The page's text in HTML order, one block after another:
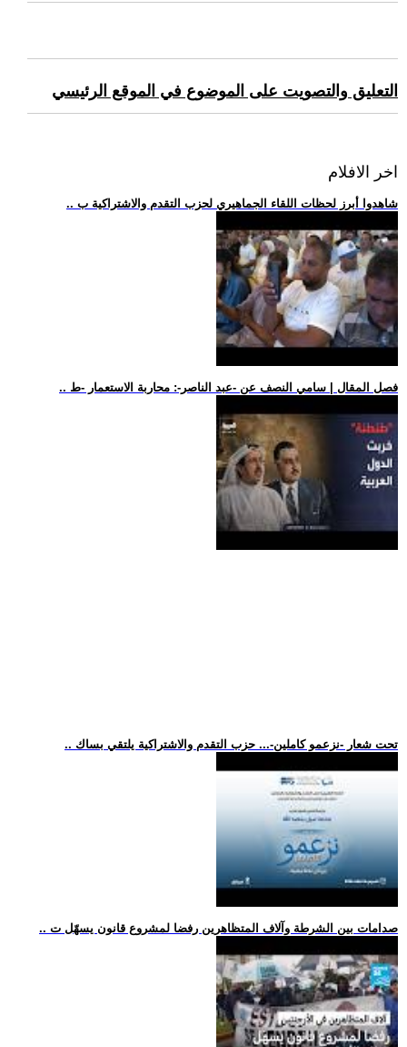
التعليق والتصويت على الموضوع في الموقع الرئيسي
اخر الافلام
.. شاهدوا أبرز لحظات اللقاء الجماهيري لحزب التقدم والاشتراكية ب
.. فصل المقال | سامي النصف عن -عبد الناصر-: محاربة الاستعمار -ط
.. تحت شعار -نزعمو كاملين-... حزب التقدم والاشتراكية يلتقي بساك
.. صدامات بين الشرطة وآلاف المتظاهرين رفضا لمشروع قانون يسهّل ت